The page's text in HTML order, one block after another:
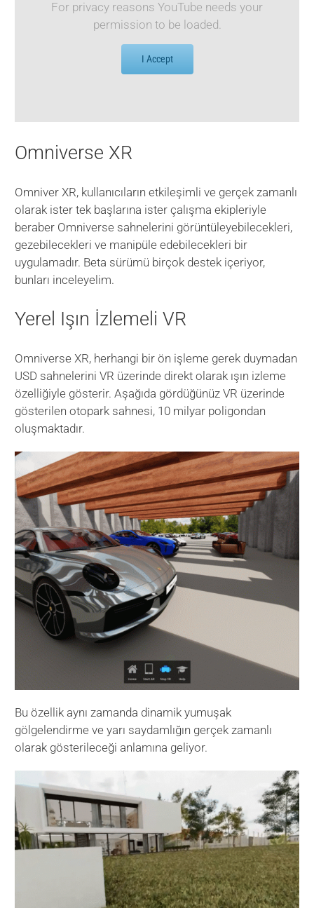
For privacy reasons YouTube needs your
permission to be loaded.
I Accept
Omniverse XR
Omniver XR, kullanıcıların etkileşimli ve gerçek zamanlı
olarak ister tek başlarına ister çalışma ekipleriyle
beraber Omniverse sahnelerini görüntüleyebilecekleri,
gezebilecekleri ve manipüle edebilecekleri bir
uygulamadır. Beta sürümü birçok destek içeriyor,
bunları inceleyelim.
Yerel Işın İzlemeli VR
Omniverse XR, herhangi bir ön işleme gerek duymadan
USD sahnelerini VR üzerinde direkt olarak ışın izleme
özelliğiyle gösterir. Aşağıda gördüğünüz VR üzerinde
gösterilen otopark sahnesi, 10 milyar poligondan
oluşmaktadır.
Bu özellik aynı zamanda dinamik yumuşak
gölgelendirme ve yarı saydamlığın gerçek zamanlı
olarak gösterileceği anlamına geliyor.